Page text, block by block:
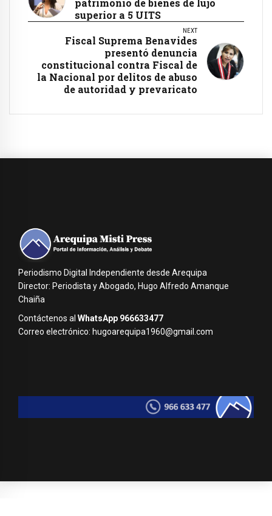
patrimonio de bienes de lujo
superior a 5 UITS
NEXT
Fiscal Suprema Benavides
presentó denuncia
constitucional contra Fiscal de
la Nacional por delitos de abuso
de autoridad y prevaricato
Periodismo Digital Independiente desde Arequipa
Director: Periodista y Abogado, Hugo Alfredo Amanque
Chaiña
Contáctenos al WhatsApp 966633477
Correo electrónico: hugoarequipa1960@gmail.com